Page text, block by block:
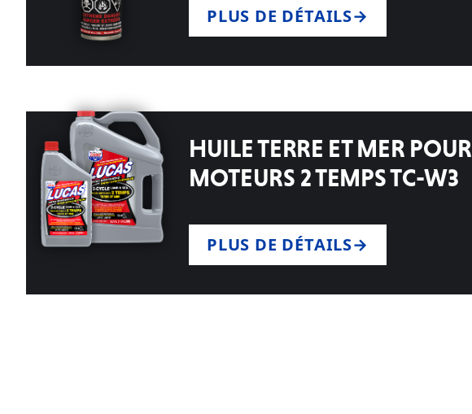
PLUS DE DÉTAILS
HUILE TERRE ET MER POUR
MOTEURS 2 TEMPS TC-W3
PLUS DE DÉTAILS